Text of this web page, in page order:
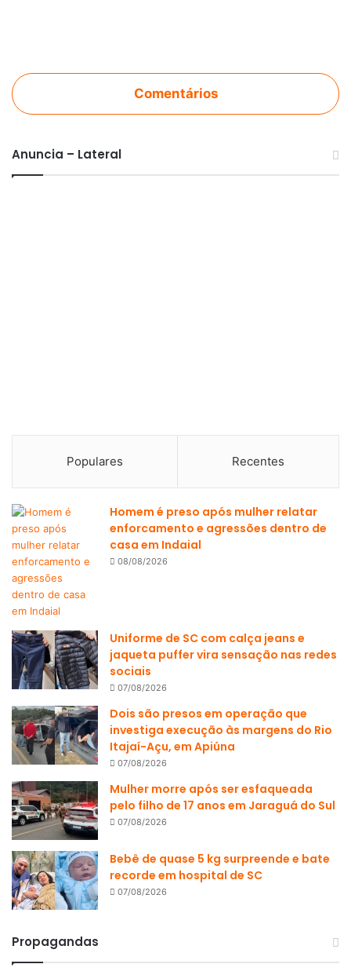
Comentários
Anuncia – Lateral
Populares Recentes
Homem é preso após mulher relatar
enforcamento e agressões dentro de
casa em Indaial
08/08/2026
Uniforme de SC com calça jeans e
jaqueta puffer vira sensação nas redes
sociais
07/08/2026
Dois são presos em operação que
investiga execução às margens do Rio
Itajaí-Açu, em Apiúna
07/08/2026
Mulher morre após ser esfaqueada
pelo filho de 17 anos em Jaraguá do Sul
07/08/2026
Bebê de quase 5 kg surpreende e bate
recorde em hospital de SC
07/08/2026
Propagandas